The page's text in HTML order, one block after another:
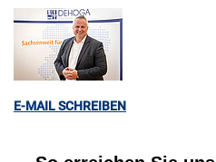
E-MAIL SCHREIBEN